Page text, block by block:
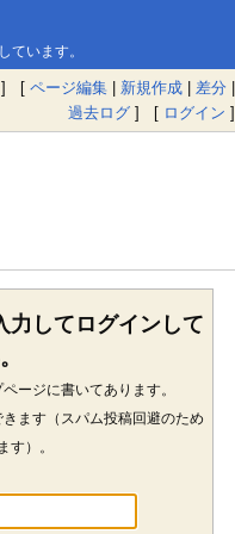
ています。
[ ページ編集 | 新規作成 | 差分 |
過去ログ ] [ ログイン ]
力してログインして
ージに書いてあります。
ます（スパム投稿回避のため
す）。